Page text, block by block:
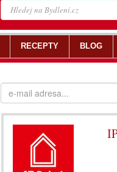
RECEPTY BLOG